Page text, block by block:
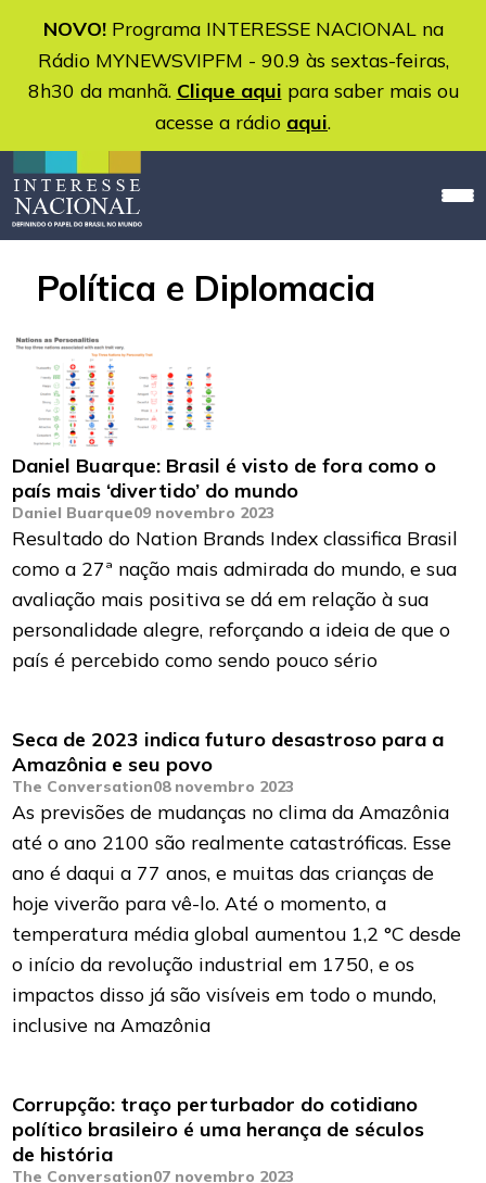
NOVO!Programa INTERESSE NACIONAL na
Rádio MYNEWSVIPFM - 90.9 às sextas-feiras,
8h30 da manhã. Clique aqui para saber mais ou
acesse a rádio aqui.
Política e Diplomacia
Daniel Buarque: Brasil é visto de fora como o
país mais ‘divertido’ do mundo
Daniel Buarque09 novembro 2023
Resultado do Nation Brands Index classifica Brasil
como a 27ª nação mais admirada do mundo, e sua
avaliação mais positiva se dá em relação à sua
personalidade alegre, reforçando a ideia de que o
país é percebido como sendo pouco sério
Seca de 2023 indica futuro desastroso para a
Amazônia e seu povo
The Conversation08 novembro 2023
As previsões de mudanças no clima da Amazônia
até o ano 2100 são realmente catastróficas. Esse
ano é daqui a 77 anos, e muitas das crianças de
hoje viverão para vê-lo. Até o momento, a
temperatura média global aumentou 1,2 °C desde
o início da revolução industrial em 1750, e os
impactos disso já são visíveis em todo o mundo,
inclusive na Amazônia
Corrupção: traço perturbador do cotidiano
político brasileiro é uma herança de séculos
de história
The Conversation07 novembro 2023